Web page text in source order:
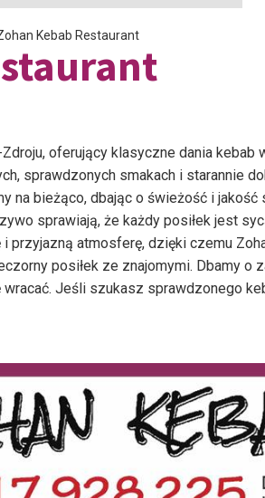
Kebab Restaurant
oferujący klasyczne dania kebab
sprawdzonych smakach i starannie
na bieżąco, dbając o świeżość i jakość
sprawiają, że każdy posiłek jest
przyjazną atmosferę, dzięki czemu
posiłek ze znajomymi. Dbamy o
Jeśli szukasz sprawdzonego